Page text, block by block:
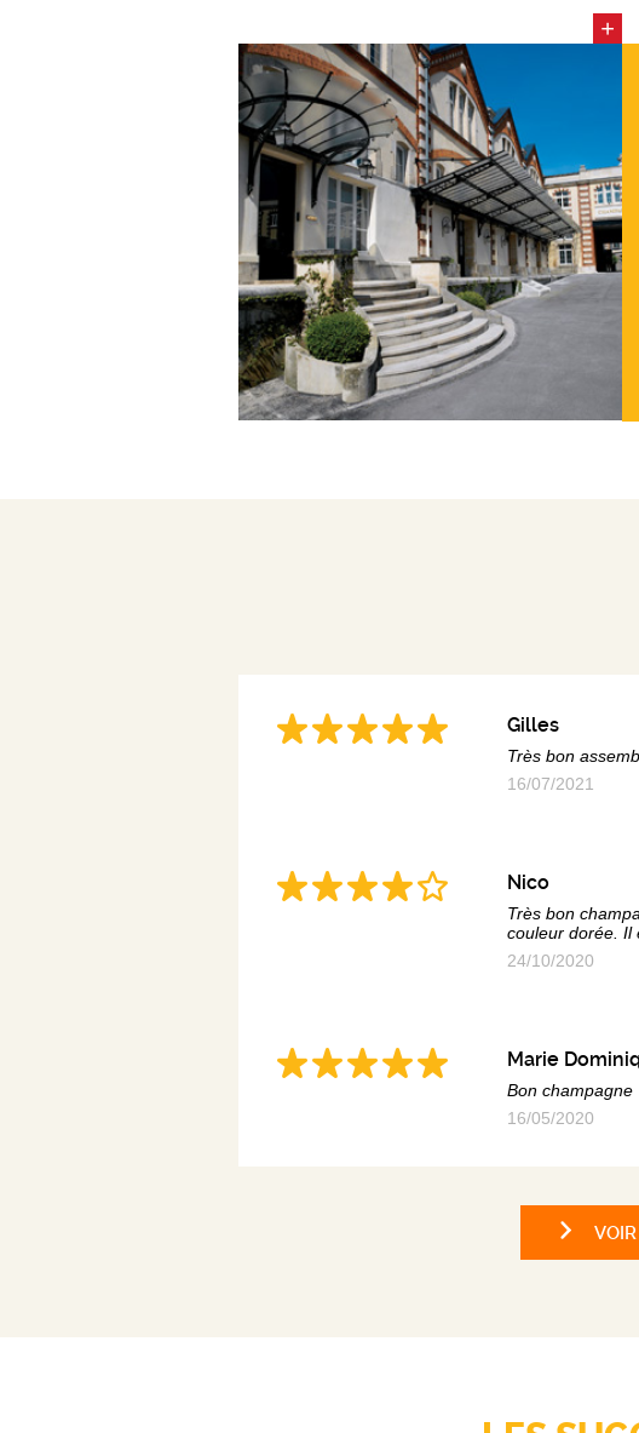
l’obtention de vendanges qualitatives
produites par la maison ou par le biais de
partenariats établis avec des vignerons.
Les vignobles sont travaillés en lutte
raisonnée. Les vendanges sont manuelles.
Vinification:Composé de plus de 25 crus
provenant de la Côte des Blancs et de la
Montagne de Reims, le champagne Henriot
Brut Souverain est vieilli 3 ans dans les
caves du domaine.
+
Gilles
Très bon
16/07/2021
Nico
Très bon
couleur dorée. Il
24/10/2020
Marie
Bon champagne
16/05/2020